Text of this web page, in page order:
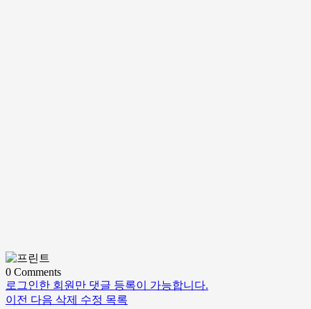
0 Comments
로그인한 회원만 댓글 등록이 가능합니다.
이전 다음 삭제 수정 목록